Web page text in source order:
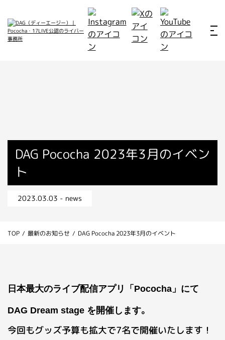
所属ライバー
メディア
お問い合わせ
DAG Pococha 2023年3月のイベン
ト
2023.03.03 - news
TOP / 最新のお知らせ / DAG Pococha 2023年3月のイベント
日本最大のライブ配信アプリ「Pococha」にて
DAG Dream stage を開催します。
今回もグッズ予算も拡大で7名で開催いたします！